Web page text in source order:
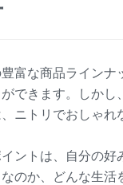
富な商品ライン
できます。しか
ニトリでおしゃれ
ントは、自分の
のか、どんな生